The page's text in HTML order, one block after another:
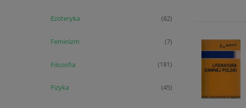
Ezoteryka (82)
Feminizm (7)
Filozofia (181)
Fizyka (45)